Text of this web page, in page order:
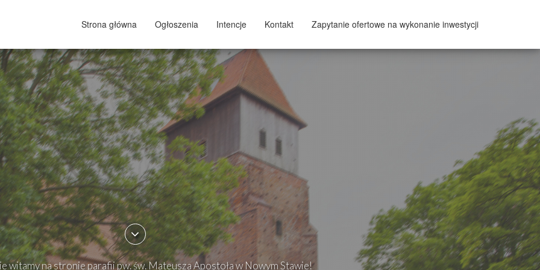
Strona główna Ogłoszenia Intencje Kontakt Zapytanie ofertowe na wykonanie inwestycji
witamy na stronie parafii pw. św. Mateusza Apostoła w Nowym Stawie!